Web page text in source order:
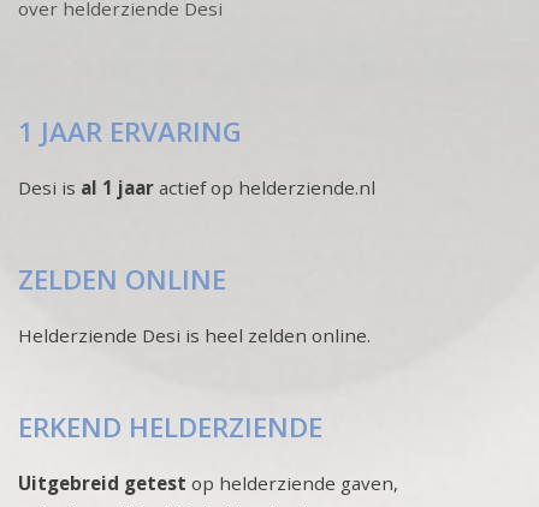
over helderziende Desi
1 JAAR ERVARING
Desi is al 1 jaar actief op helderziende.nl
ZELDEN ONLINE
Helderziende Desi is heel zelden online.
ERKEND HELDERZIENDE
Uitgebreid getest op helderziende gaven,